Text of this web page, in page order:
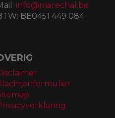
info@marechal.be
BE0451 449 084